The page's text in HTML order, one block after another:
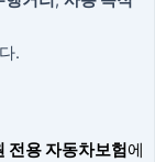
.
전용 자동차보험에